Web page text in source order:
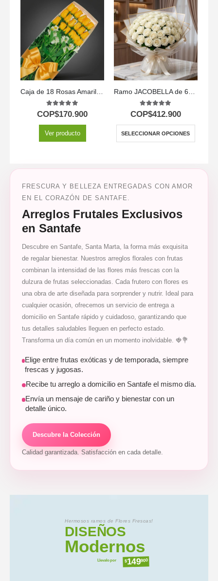
5.00out of 5
COP$170.900
Ver producto
5.00out of 5
COP$412.900
SELECCIONAR OPCIONES
FRESCURA Y BELLEZA ENTREGADAS CON AMOR
EN EL CORAZÓN DE SANTAFE.
Arreglos Frutales Exclusivos
en Santafe
Descubre en Santafe, Santa Marta, la forma más exquisita
de regalar bienestar. Nuestros arreglos florales con frutas
combinan la intensidad de las flores más frescas con la
dulzura de frutas seleccionadas. Cada frutero con flores es
una obra de arte diseñada para sorprender y nutrir. Ideal para
cualquier ocasión, ofrecemos un servicio de entrega a
domicilio en Santafe rápido y cuidadoso, garantizando que
tus detalles saludables lleguen en perfecto estado.
Transforma un día común en un momento inolvidable. 🍓💐
Elige entre frutas exóticas y de temporada, siempre
frescas y jugosas.
Recibe tu arreglo a domicilio en Santafe el mismo día.
Envía un mensaje de cariño y bienestar con un
detalle único.
Descubre la Colección
Calidad garantizada. Satisfacción en cada detalle.
Hermosos ramos de Flores Frescas!
DISEÑOS
Modernos
Llevalo por $149900